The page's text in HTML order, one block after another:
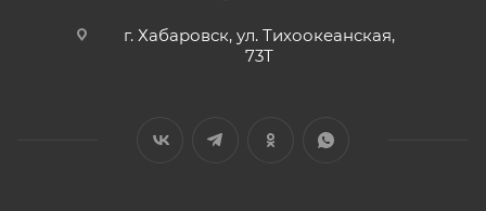
г. Хабаровск, ул. Тихоокеанская,
73Т